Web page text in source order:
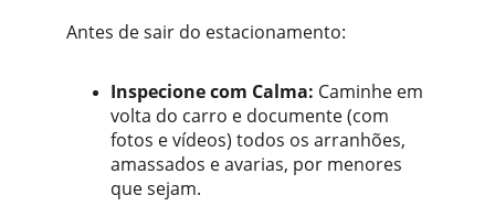
Antes de sair do estacionamento:
Inspecione com Calma: Caminhe em
volta do carro e documente (com
fotos e vídeos) todos os arranhões,
amassados e avarias, por menores
que sejam.